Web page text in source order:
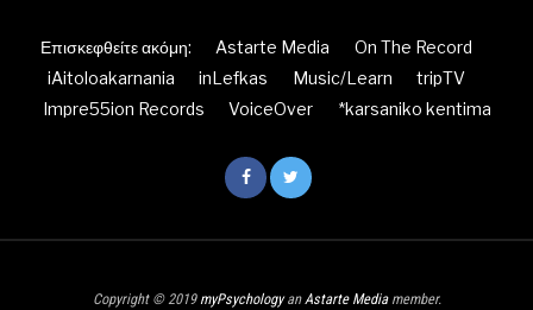
Επισκεφθείτε ακόμη: Astarte Media
On The Record
iAitoloakarnania
inLefkas Music/Learn
tripTV
Impre55ion Records
VoiceOver *karsaniko kentima
Copyright © 2019 myPsychologyanAstarte Mediamember.